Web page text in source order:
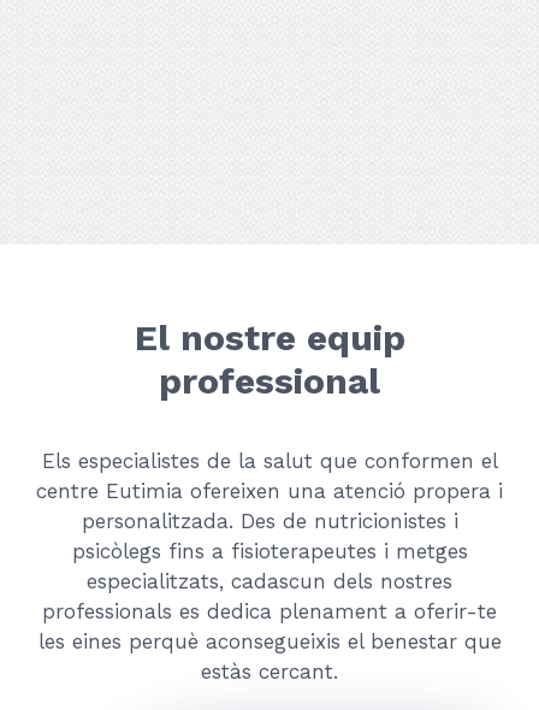
El nostre equip
professional
Els especialistes de la salut que conformen el
centre Eutimia ofereixen una atenció propera i
personalitzada. Des de nutricionistes i
psicòlegs fins a fisioterapeutes i metges
especialitzats, cadascun dels nostres
professionals es dedica plenament a oferir-te
les eines perquè aconsegueixis el benestar que
estàs cercant.